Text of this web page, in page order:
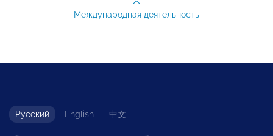
Международная деятельность
Русский English 中文